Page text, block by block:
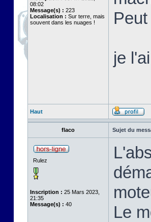
08:02
Message(s) : 223
Localisation : Sur terre, mais
souvent dans les nuages !
je
Haut
flaco Sujet du
Rulez
Inscription : 25 Mars 2023,
21:35
Message(s) : 40
Le